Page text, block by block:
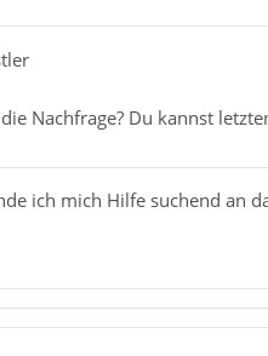
Nachfrage? Du kannst
ich mich Hilfe suchend an